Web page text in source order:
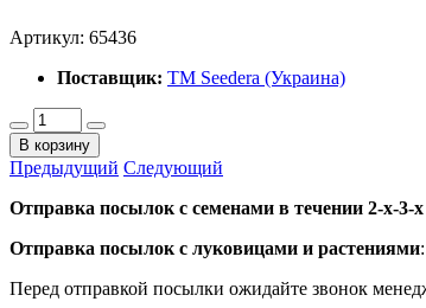
Артикул: 65436
Поставщик: ТМ Seedera (Украина)
В корзину
Предыдущий Следующий
Отправка посылок с семенами в течении 2-х-3-
Отправка посылок с луковицами и растениями
Перед отправкой посылки ожидайте звонок